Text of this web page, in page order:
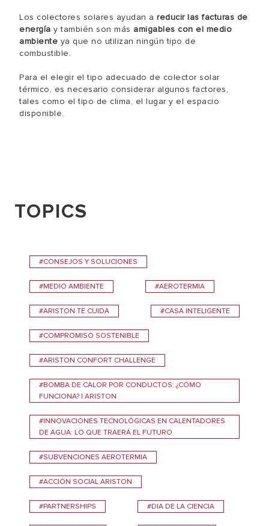
Los colectores solares ayudan a reducir las facturas de
energía y también son más amigables con el medio
ambiente ya que no utilizan ningún tipo de
combustible.
Para el elegir el tipo adecuado de colector solar
térmico, es necesario considerar algunos factores,
tales como el tipo de clima, el lugar y el espacio
disponible.
TOPICS
#CONSEJOS Y SOLUCIONES
#MEDIO AMBIENTE #AEROTERMIA
#ARISTON TE CUIDA #CASA INTELIGENTE
#COMPROMISO SOSTENIBLE
#ARISTON CONFORT CHALLENGE
#BOMBA DE CALOR POR CONDUCTOS: ¿CÓMO
FUNCIONA? | ARISTON
#INNOVACIONES TECNOLÓGICAS EN CALENTADORES
DE AGUA: LO QUE TRAERÁ EL FUTURO
#SUBVENCIONES AEROTERMIA
#ACCIÓN SOCIAL ARISTON
#PARTNERSHIPS #DIA DE LA CIENCIA